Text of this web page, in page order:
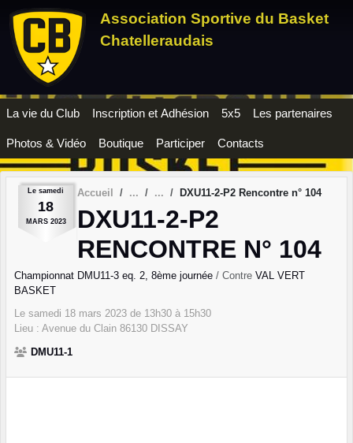
Association Sportive du Basket
Chatelleraudais
La vie du Club Inscription et Adhésion 5x5 Les partenaires
Photos & Vidéo Boutique Participer Contacts
Le samedi
18
MARS 2023
Accueil DXU11-2-P2 Rencontre n° 104
DXU11-2-P2
RENCONTRE N° 104
Championnat DMU11-3 eq. 2, 8ème journée / Contre VAL VERT
BASKET
Le samedi 18 mars 2023 de 13h30 à 15h30
Lieu : Avenue du Clain 86130 DISSAY
DMU11-1
Panneau de gestion des cookies